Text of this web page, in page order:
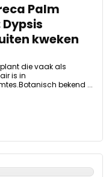
Palm
kweken
die vaak als
is in
bekend ...